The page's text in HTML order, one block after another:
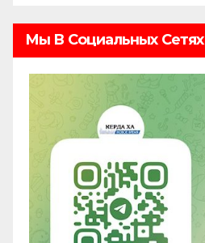
Мы В Социальных Сетях